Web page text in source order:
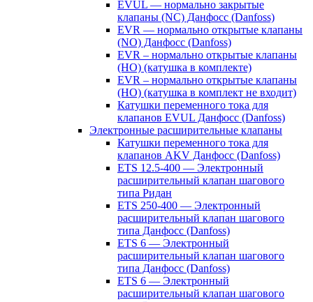
EVUL — нормально закрытые
клапаны (NC) Данфосс (Danfoss)
EVR — нормально открытые клапаны
(NO) Данфосс (Danfoss)
EVR – нормально открытые клапаны
(НО) (катушка в комплекте)
EVR – нормально открытые клапаны
(НО) (катушка в комплект не входит)
Катушки переменного тока для
клапанов EVUL Данфосс (Danfoss)
Электронные расширительные клапаны
Катушки переменного тока для
клапанов AKV Данфосс (Danfoss)
ETS 12.5-400 — Электронный
расширительный клапан шагового
типа Ридан
ETS 250-400 — Электронный
расширительный клапан шагового
типа Данфосс (Danfoss)
ETS 6 — Электронный
расширительный клапан шагового
типа Данфосс (Danfoss)
ETS 6 — Электронный
расширительный клапан шагового